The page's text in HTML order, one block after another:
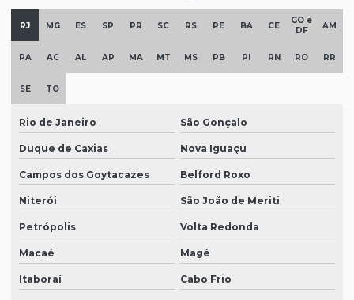
RJ MG ES SP PR SC RS PE BA CE
GO e
DF
AM
PA AC AL AP MA MT MS PB PI RN RO RR
SE TO
Rio de Janeiro São Gonçalo
Duque de Caxias Nova Iguaçu
Campos dos Goytacazes Belford Roxo
Niterói São João de Meriti
Petrópolis Volta Redonda
Macaé Magé
Itaboraí Cabo Frio